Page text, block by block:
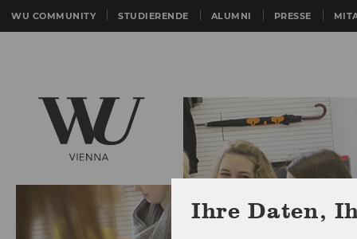
WU COMMUNITY STUDIERENDE ALUMNI PRESSE
Ihre Daten,